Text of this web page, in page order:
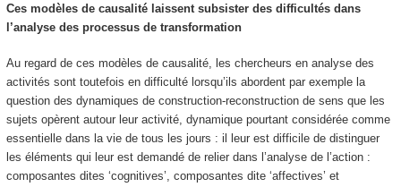
Ces modèles de causalité laissent subsister des difficultés dans
l’analyse des processus de transformation
Au regard de ces modèles de causalité, les chercheurs en analyse des
activités sont toutefois en difficulté lorsqu’ils abordent par exemple la
question des dynamiques de construction-reconstruction de sens que les
sujets opèrent autour leur activité, dynamique pourtant considérée comme
essentielle dans la vie de tous les jours : il leur est difficile de distinguer
les éléments qui leur est demandé de relier dans l’analyse de l’action :
composantes dites ‘cognitives’, composantes dite ‘affectives’ et